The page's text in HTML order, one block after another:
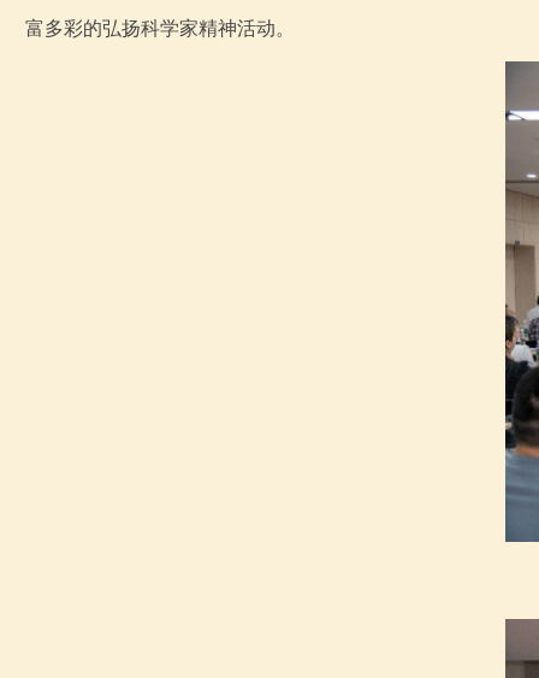
富多彩的弘扬科学家精神活动。